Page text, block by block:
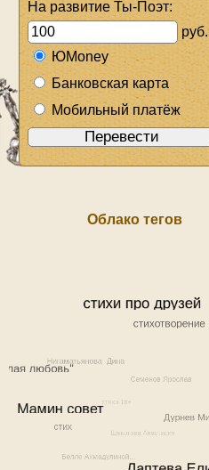
На развитие Ты-Поэт:
руб.
ЮMoney
Банковская карта
Мобильный платёж
Облако тегов